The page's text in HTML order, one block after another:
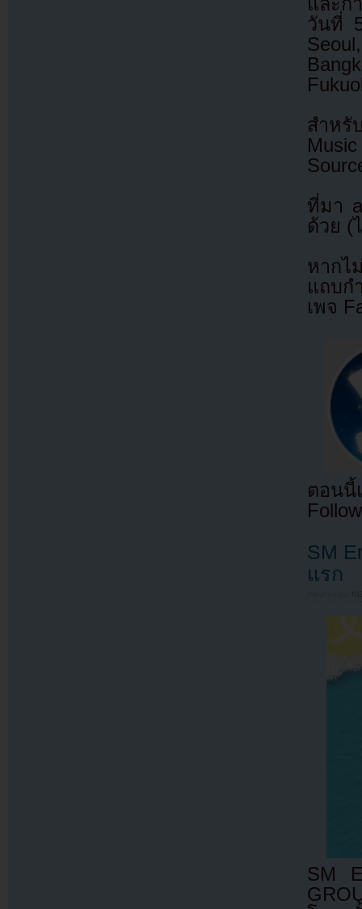
วันที่
สำห
ที่มา
ด้วย (
หากไ
แถบก
เพจ
ตอนนี้
SM
แรก
SM